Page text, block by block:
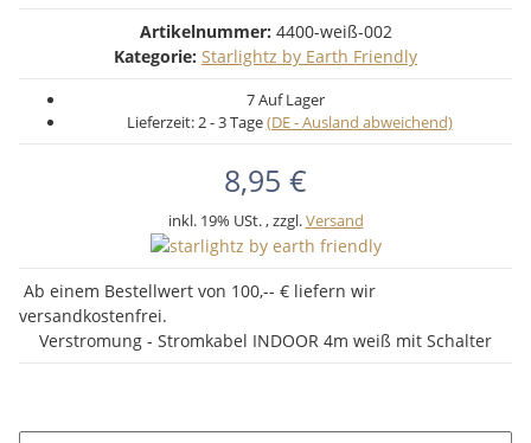
Artikelnummer: 4400-weiß-002
Kategorie: Starlightz by Earth Friendly
7 Auf Lager
Lieferzeit:2 - 3 Tage(DE - Ausland abweichend)
8,95 €
inkl. 19% USt. , zzgl.Versand
Ab einem Bestellwert von 100,-- € liefern wir
versandkostenfrei.
Verstromung - Stromkabel INDOOR 4m weiß mit Schalter